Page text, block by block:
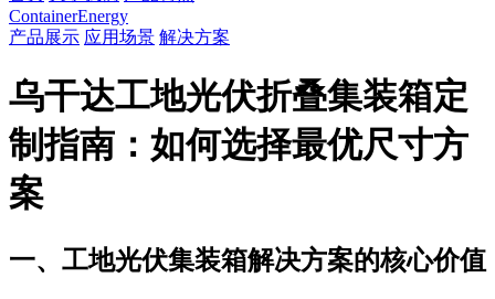
ContainerEnergy
产品展示 应用场景 解决方案
乌干达工地光伏折叠集装箱定
制指南：如何选择最优尺寸方
案
一、工地光伏集装箱解决方案的核心价值